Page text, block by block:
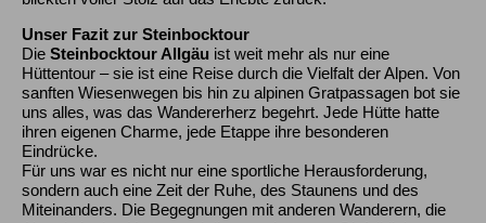
Unser Fazit zur Steinbocktour
Die Steinbocktour Allgäu ist weit mehr als nur eine
Hüttentour – sie ist eine Reise durch die Vielfalt der Alpen. Von
sanften Wiesenwegen bis hin zu alpinen Gratpassagen bot sie
uns alles, was das Wandererherz begehrt. Jede Hütte hatte
ihren eigenen Charme, jede Etappe ihre besonderen
Eindrücke.
Für uns war es nicht nur eine sportliche Herausforderung,
sondern auch eine Zeit der Ruhe, des Staunens und des
Miteinanders. Die Begegnungen mit anderen Wanderern, die